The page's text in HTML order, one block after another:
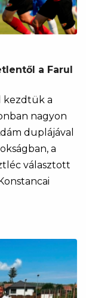
a Farul
kezdtük a
nagyon
duplájával
a
választott